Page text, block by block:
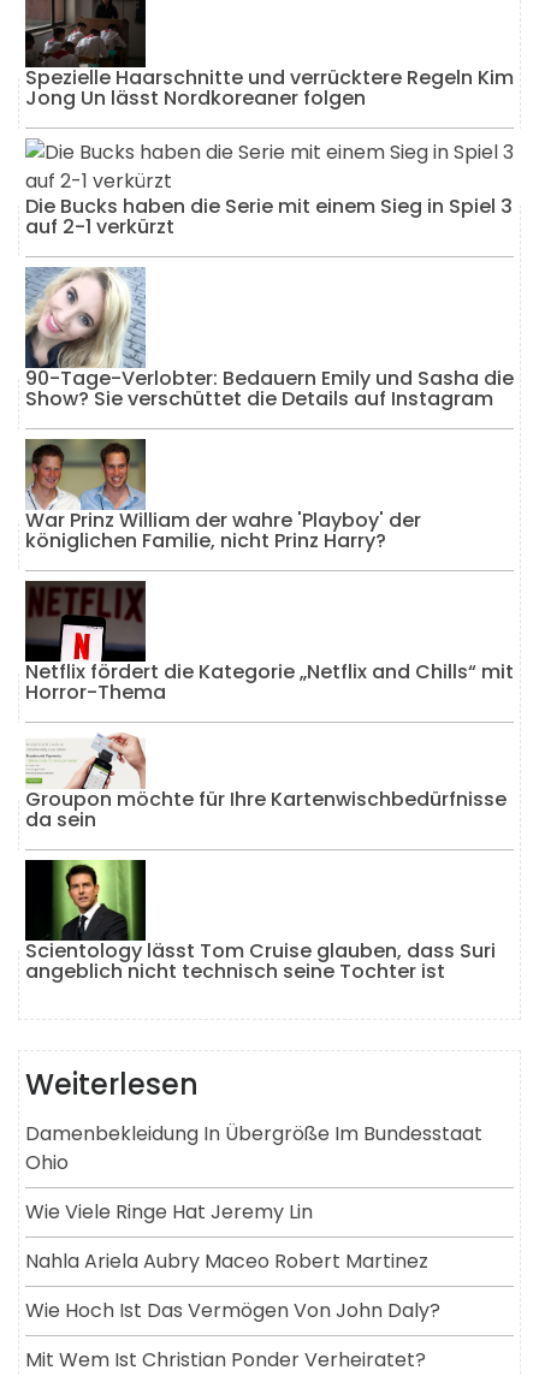
Spezielle Haarschnitte und verrücktere Regeln Kim
Jong Un lässt Nordkoreaner folgen
Die Bucks haben die Serie mit einem Sieg in Spiel 3
auf 2-1 verkürzt
90-Tage-Verlobter: Bedauern Emily und Sasha die
Show? Sie verschüttet die Details auf Instagram
War Prinz William der wahre 'Playboy' der
königlichen Familie, nicht Prinz Harry?
Netflix fördert die Kategorie „Netflix and Chills“ mit
Horror-Thema
Groupon möchte für Ihre Kartenwischbedürfnisse
da sein
Scientology lässt Tom Cruise glauben, dass Suri
angeblich nicht technisch seine Tochter ist
Weiterlesen
Damenbekleidung In Übergröße Im Bundesstaat
Ohio
Wie Viele Ringe Hat Jeremy Lin
Nahla Ariela Aubry Maceo Robert Martinez
Wie Hoch Ist Das Vermögen Von John Daly?
Mit Wem Ist Christian Ponder Verheiratet?